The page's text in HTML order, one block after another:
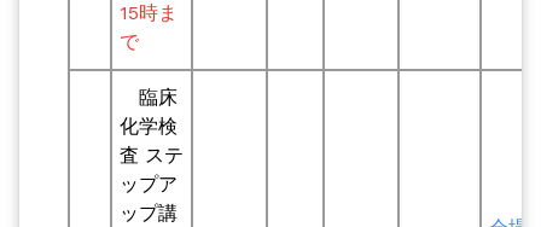
15時ま
で
臨床
化学検
査 ステ
ップア
ップ講